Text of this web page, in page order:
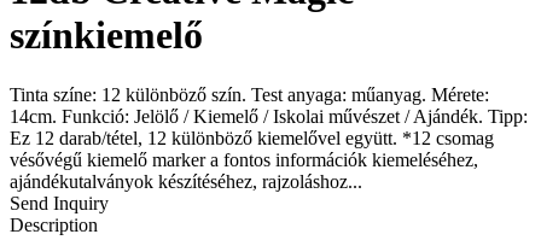
színkiemelő
Tinta színe: 12 különböző szín. Test anyaga: műanyag. Mérete:
14cm. Funkció: Jelölő / Kiemelő / Iskolai művészet / Ajándék. Tipp:
Ez 12 darab/tétel, 12 különböző kiemelővel együtt. *12 csomag
vésővégű kiemelő marker a fontos információk kiemeléséhez,
ajándékutalványok készítéséhez, rajzoláshoz...
Send Inquiry
Description